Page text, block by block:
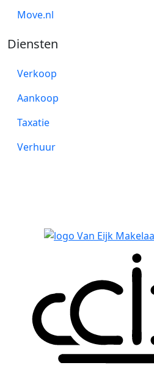
Move.nl
Diensten
Verkoop
Aankoop
Taxatie
Verhuur